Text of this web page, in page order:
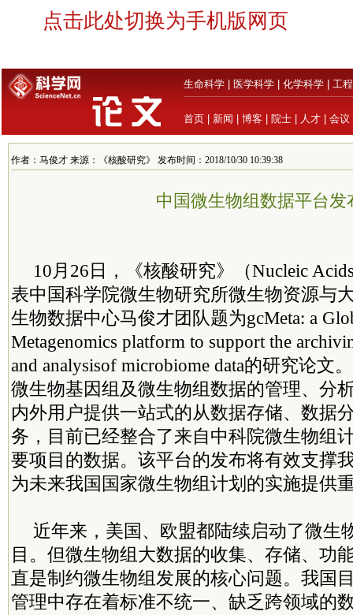
点击此处切换为手机版网页
生命科学 医学科学 化学科学 工
首页 新闻 博客 院士 人才 会议
作者：马俊才 来源：《核酸研究》 发布时间：2018/10/30 10:39:38
中国微生物组数据平台发
10月26日，《核酸研究》（Nucleic
表中国科学院微生物研究所微生物资源与
生物数据中心马俊才团队题为gcMeta: a
Metagenomics platform to support the
and analysisof microbiome data的研究论文
微生物基因组及微生物组数据的管理、分
内外用户提供一站式的从数据存储、数据
务，目前已经整合了来自中科院微生物组
要项目的数据。该平台的发布将有效支撑
为未来我国国家微生物组计划的实施提供
近年来，美国、欧盟都陆续启动了微生
目。但微生物组大数据的收集、存储、功
直是制约微生物组发展的核心问题。我国
管理中存在着标准不统一、缺乏跨领域的